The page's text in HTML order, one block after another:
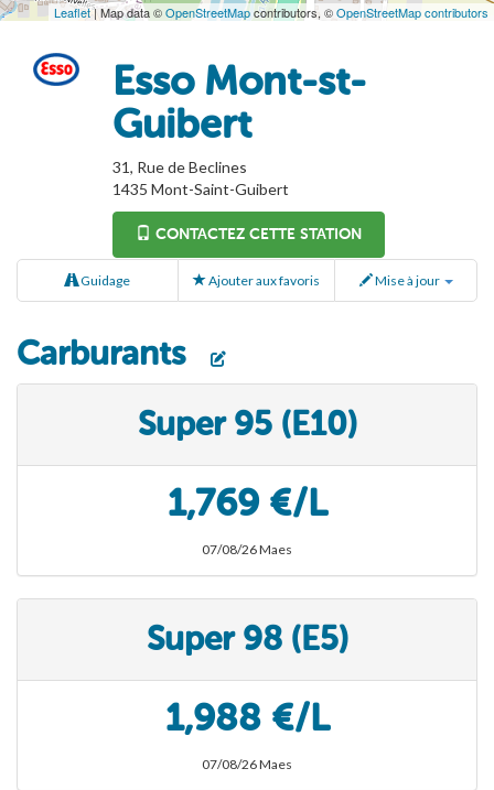
Leaflet| Map data ©OpenStreetMapcontributors, ©OpenStreetMap contributors
Esso Mont-st-
Guibert
31, Rue de Beclines
1435 Mont-Saint-Guibert
CONTACTEZ CETTE STATION
Guidage Ajouter aux favoris Mise à jour
Carburants
Super 95 (E10)
1,769 €/L
07/08/26 Maes
Super 98 (E5)
1,988 €/L
07/08/26 Maes